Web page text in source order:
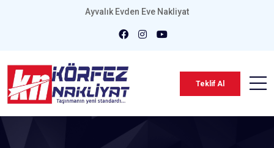
Ayvalık Evden Eve Nakliyat
Teklif Al